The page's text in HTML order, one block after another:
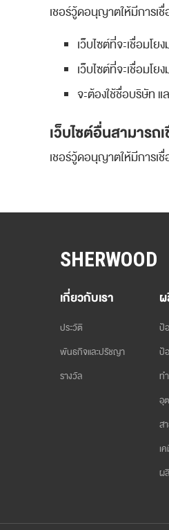
เชอร์วู้ดอนุญาตให้มีการเ
เว็บไซต์ที่จะเชื่อมโ
เว็บไซต์ที่จะเชื่อมโ
จะต้องใช้ชื่อบริษัท
เว็บไซต์อื่นสามารถ
เชอร์วู้ดอนุญาตให้มีการเ
SHERWOOD
เกี่ยวกับเรา
ประวัติ
พันธกิจและปรัชญา
รางวัล
ป้
ป้
ท
อุ
ส
เ
ผ